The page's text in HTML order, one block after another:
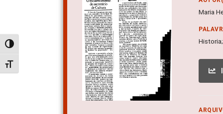
Alternar alto contraste
Alternar tamanho da fonte
Maria